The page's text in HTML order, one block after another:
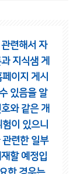
련해서 자
지식샘 게
이지 게시
있음을 알
와 같은 개
이 있으니
련한 일부
할 예정입